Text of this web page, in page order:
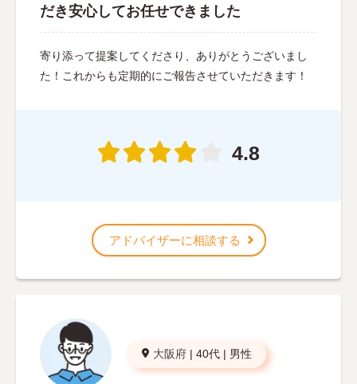
だき安心してお任せできました
寄り添って提案してくださり、ありがとうございまし
た！これからも定期的にご報告させていただきます！
4.8
アドバイザーに相談する
大阪府 | 40代 | 男性